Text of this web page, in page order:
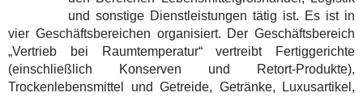
und sonstige Dienstleistungen tätig ist. Es ist in
vier Geschäftsbereichen organisiert. Der Geschäftsbereich
„Vertrieb bei Raumtemperatur“ vertreibt Fertiggerichte
(einschließlich Konserven und Retort-Produkte),
Trockenlebensmittel und Getreide, Getränke, Luxusartikel,